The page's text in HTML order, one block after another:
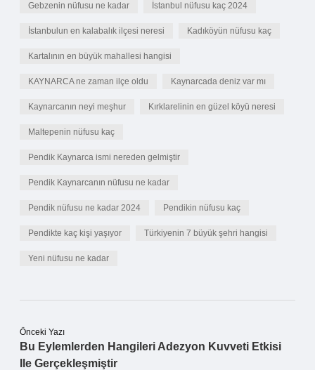
Gebzenin nüfusu ne kadar İstanbul nüfusu kaç 2024
İstanbulun en kalabalık ilçesi neresi Kadıköyün nüfusu kaç
Kartalının en büyük mahallesi hangisi
KAYNARCA ne zaman ilçe oldu Kaynarcada deniz var mı
Kaynarcanın neyi meşhur Kırklarelinin en güzel köyü neresi
Maltepenin nüfusu kaç
Pendik Kaynarca ismi nereden gelmiştir
Pendik Kaynarcanın nüfusu ne kadar
Pendik nüfusu ne kadar 2024 Pendikin nüfusu kaç
Pendikte kaç kişi yaşıyor Türkiyenin 7 büyük şehri hangisi
Yeni nüfusu ne kadar
Önceki Yazı
Bu Eylemlerden Hangileri Adezyon Kuvveti Etkisi
Ile Gerçekleşmiştir